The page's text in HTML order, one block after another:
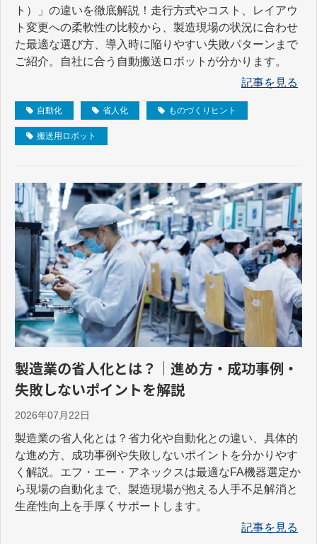
ト）」の違いを徹底解説！走行方式やコスト、レイアウ
ト変更への柔軟性の比較から、製造現場の状況に合わせ
た最適な選び方、導入時に陥りやすい失敗パターンまで
ご紹介。自社に合う自動搬送ロボットが分かります。
記事を見る
自動化 省人化 ものづくりヒント
搬送用ロボット
製造業の省人化とは？｜進め方・成功事例・
失敗しないポイントを解説
2026年07月22日
製造業の省人化とは？省力化や自動化との違い、具体的
な進め方、成功事例や失敗しないポイントを分かりやす
く解説。エフ・エー・アネックスは最適なFA機器選定か
ら現場の自動化まで、製造現場が抱える人手不足解消と
生産性向上を手厚くサポートします。
記事を見る